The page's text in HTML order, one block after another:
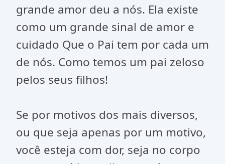
grande amor deu a nós. Ela existe
como um grande sinal de amor e
cuidado Que o Pai tem por cada um
de nós. Como temos um pai zeloso
pelos seus filhos!
Se por motivos dos mais diversos,
ou que seja apenas por um motivo,
você esteja com dor, seja no corpo